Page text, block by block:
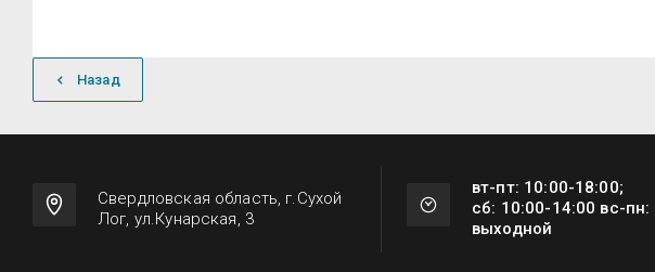
Назад
Свердловская область, г.Сухой
Лог, ул.Кунарская, 3
вт-пт: 10:00-18:00;
сб: 10:00-14:00 вс-пн:
выходной